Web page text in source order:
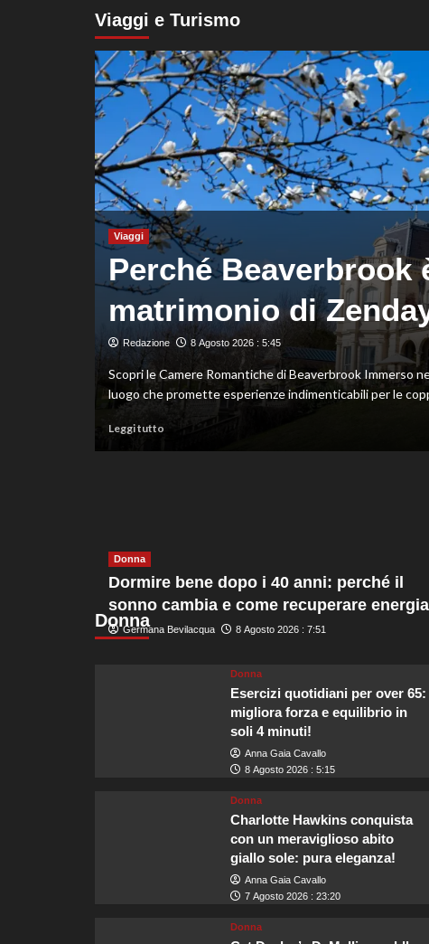
su
Taddeucci
bronzo
nella
knockout
agli
Europei
di
fondo,
oro
a
Gose.
Paltrinieri
quarto
nella
gara
maschile
di
vice,
team
tra
i
Viaggi e Turismo
Viaggi
Perché Beaverbrook
matrimonio di
Redazione 8 Agosto 2026 : 5:45
Scopri le Camere Romantiche di Beaverbrook Immerso
luogo che promette esperienze indimenticabili per le
Leggi tuttoLeggi
ideale
il
matrimonio
Donna
Donna
Dormire bene dopo i 40 anni: perché il
sonno cambia e come recuperare energia
Germana Bevilacqua 8 Agosto 2026 : 7:51
Donna
Esercizi quotidiani per over 65:
migliora forza e equilibrio in
soli 4 minuti!
Anna Gaia Cavallo
8 Agosto 2026 : 5:15
Donna
Charlotte Hawkins conquista
con un meraviglioso abito
giallo sole: pura eleganza!
Anna Gaia Cavallo
7 Agosto 2026 : 23:20
Donna